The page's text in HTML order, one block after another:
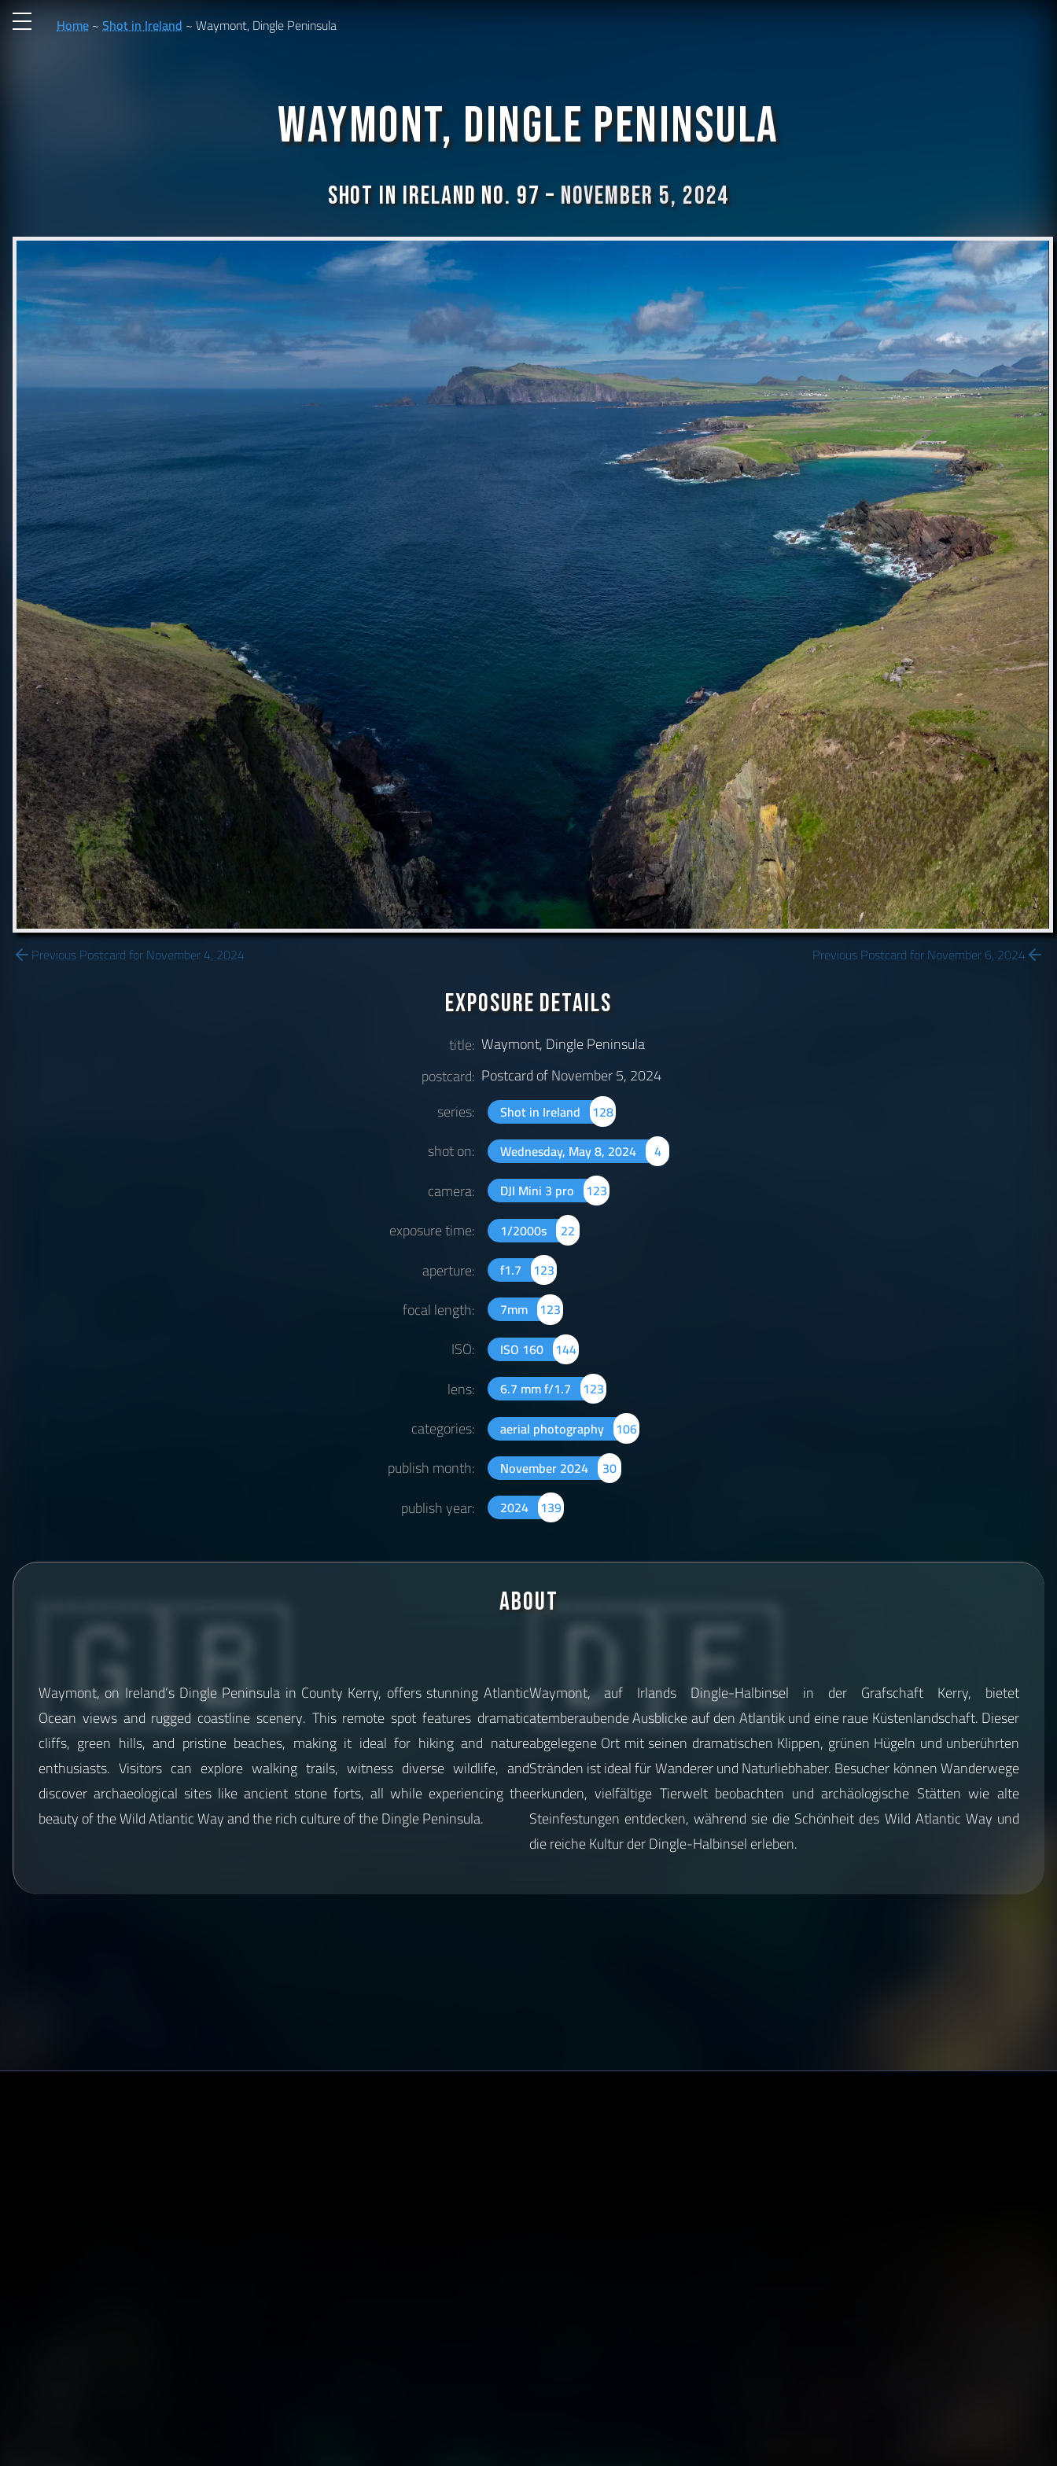
Home Shot in Ireland Waymont, Dingle Peninsula
Waymont, Dingle Peninsula
Shot In Ireland No. 97 –November 5, 2024
Previous Postcard for November 4, 2024 Previous Postcard for November 6, 2024
Exposure Details
title: Waymont, Dingle Peninsula
postcard: Postcard ofNovember 5, 2024
series:
Shot in Ireland 128
shot on: Wednesday, May 8, 2024 4
camera: DJI Mini 3 pro 123
exposure time: 1/2000s 22
aperture: f1.7 123
focal length: 7mm 123
ISO: ISO 160 144
lens: 6.7 mm f/1.7 123
categories: aerial photography 106
publish month: November 2024 30
publish year: 2024 139
About
🇬🇧
Waymont, on Ireland’s Dingle Peninsula in County Kerry, offers stunning Atlantic
Ocean views and rugged coastline scenery. This remote spot features dramatic
cliffs, green hills, and pristine beaches, making it ideal for hiking and nature
enthusiasts. Visitors can explore walking trails, witness diverse wildlife, and
discover archaeological sites like ancient stone forts, all while experiencing the
beauty of the Wild Atlantic Way and the rich culture of the Dingle Peninsula.
🇩🇪
Waymont, auf Irlands Dingle-Halbinsel in der Grafschaft Kerry, bietet
atemberaubende Ausblicke auf den Atlantik und eine raue Küstenlandschaft. Dieser
abgelegene Ort mit seinen dramatischen Klippen, grünen Hügeln und unberührten
Stränden ist ideal für Wanderer und Naturliebhaber. Besucher können Wanderwege
erkunden, vielfältige Tierwelt beobachten und archäologische Stätten wie alte
Steinfestungen entdecken, während sie die Schönheit des Wild Atlantic Way und
die reiche Kultur der Dingle-Halbinsel erleben.